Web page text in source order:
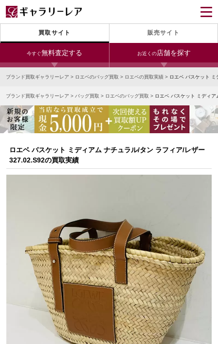
買取サイト 販売サイト
今すぐ無料査定する お近くの店舗を探す
24時間受付（対応時間10:00～19:00）
宅配買取を申し込む
無料の宅配キットをお届けします
今すぐ電話査定
受付時間 10:00～19:00
銀座本店 青山表参道店 新宿東口店
小田急新宿店 LAB東京 名古屋大須店
なんば店
宅配買取を申し込む
無料の宅配キットをお届けします
ブランド買取ギャラリーレア > ロエベのバッグ買取 > ロエベの買取実績 > ロエベ バスケット
ブランド買取ギャラリーレア > バッグ買取 > ロエベのバッグ買取 > ロエベ バスケット ミディ
ロエベ バスケット ミディアム ナチュラル/タン ラフィア/レザー
327.02.S92の買取実績